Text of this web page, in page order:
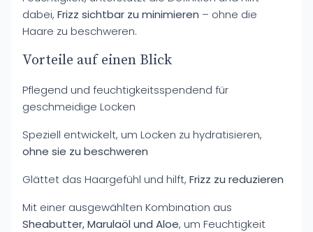
dabei, Frizz sichtbar zu minimieren – ohne die
Haare zu beschweren.
Vorteile auf einen Blick
Pflegend und feuchtigkeitsspendend für
geschmeidige Locken
Speziell entwickelt, um Locken zu hydratisieren,
ohne sie zu beschweren
Glättet das Haargefühl und hilft, Frizz zu reduzieren
Mit einer ausgewählten Kombination aus
Sheabutter, Marulaöl und Aloe, um Feuchtigkeit